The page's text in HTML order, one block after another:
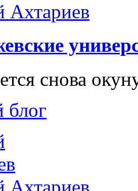
Ахтариев
снова
Ахтариев